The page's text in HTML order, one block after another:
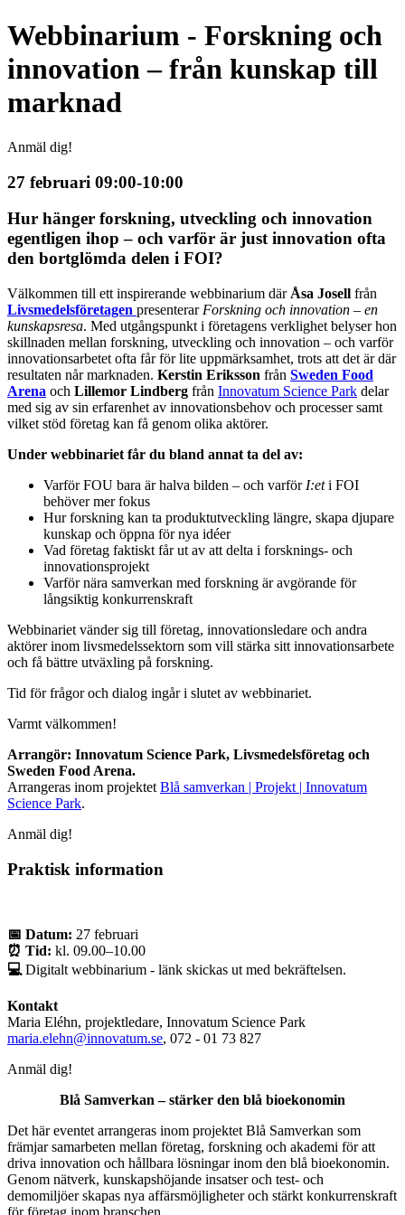
Webbinarium - Forskning och
innovation – från kunskap till
marknad
Anmäl dig!
27 februari 09:00-10:00
Hur hänger forskning, utveckling och innovation
egentligen ihop – och varför är just innovation ofta
den bortglömda delen i FOI?
Välkommen till ett inspirerande webbinarium där Åsa Josell från
Livsmedelsföretagen presenterar Forskning och innovation – en
kunskapsresa. Med utgångspunkt i företagens verklighet belyser hon
skillnaden mellan forskning, utveckling och innovation – och varför
innovationsarbetet ofta får för lite uppmärksamhet, trots att det är där
resultaten når marknaden. Kerstin Eriksson från Sweden Food
Arena och Lillemor Lindberg från Innovatum Science Park delar
med sig av sin erfarenhet av innovationsbehov och processer samt
vilket stöd företag kan få genom olika aktörer.
Under webbinariet får du bland annat ta del av:
Varför FOU bara är halva bilden – och varför I:eti FOI
behöver mer fokus
Hur forskning kan ta produktutveckling längre, skapa djupare
kunskap och öppna för nya idéer
Vad företag faktiskt får ut av att delta i forsknings- och
innovationsprojekt
Varför nära samverkan med forskning är avgörande för
långsiktig konkurrenskraft
Webbinariet vänder sig till företag, innovationsledare och andra
aktörer inom livsmedelssektorn som vill stärka sitt innovationsarbete
och få bättre utväxling på forskning.
Tid för frågor och dialog ingår i slutet av webbinariet.
Varmt välkommen!
Arrangör: Innovatum Science Park, Livsmedelsföretag och
Sweden Food Arena.
Arrangeras inom projektet Blå samverkan | Projekt | Innovatum
Science Park.
Anmäl dig!
Praktisk information
📅 Datum: 27 februari
⏰ Tid: kl. 09.00–10.00
💻Digitalt webbinarium - länk skickas ut med bekräftelsen.
Kontakt
Maria Eléhn, projektledare, Innovatum Science Park
maria.elehn@innovatum.se, 072 - 01 73 827
Anmäl dig!
Blå Samverkan – stärker den blå bioekonomin
Det här eventet arrangeras inom projektet Blå Samverkan som
främjar samarbeten mellan företag, forskning och akademi för att
driva innovation och hållbara lösningar inom den blå bioekonomin.
Genom nätverk, kunskapshöjande insatser och test- och
demomiljöer skapas nya affärsmöjligheter och stärkt konkurrenskraft